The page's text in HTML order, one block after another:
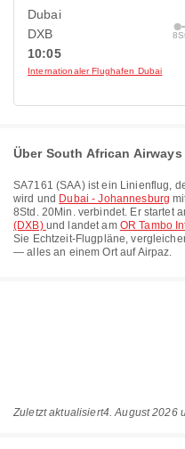
Dubai
DXB
10:05
Internationaler Flughafen Dubai
Über South African Airways
SA7161 (SAA) ist ein Linienflug,
wird und Dubai - Johannesburg
8Std. 20Min.verbindet. Er startet
(DXB) und landet am OR Tambo
Sie Echtzeit-Flugpläne,
— alles an einem Ort auf Airpaz.
Zuletzt aktualisiert4. August 2026